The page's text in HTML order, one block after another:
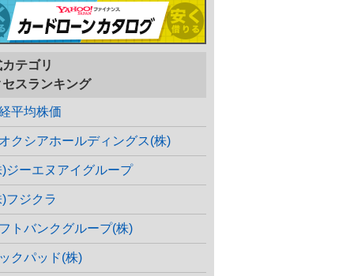
テゴリ
スランキング
平均株価
クシアホールディングス(株)
)ジーエヌアイグループ
フジクラ
トバンクグループ(株)
クパッド(株)